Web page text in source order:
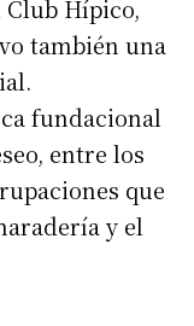
Hípico,
también una
fundacional
entre los
que
y el